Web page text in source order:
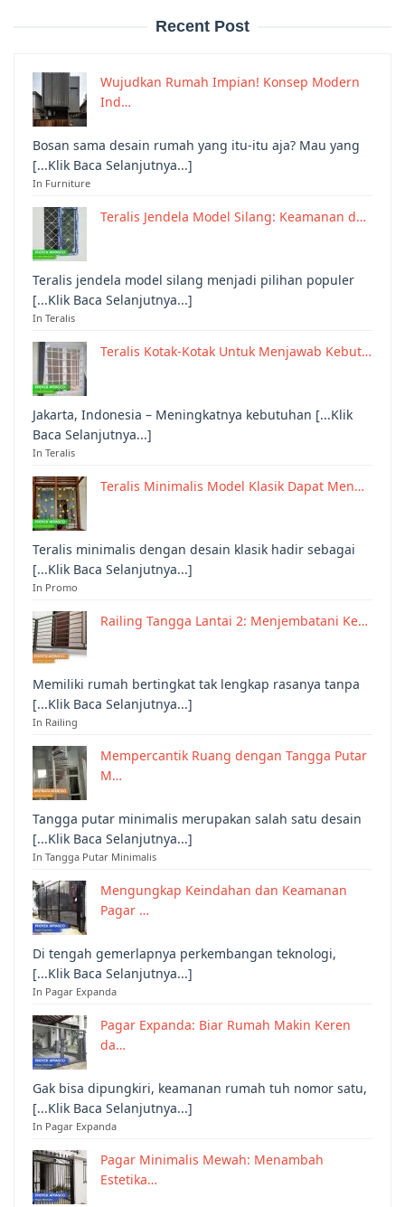
Recent Post
Wujudkan Rumah Impian! Konsep Modern
Ind…
Bosan sama desain rumah yang itu-itu aja? Mau yang
[...Klik Baca Selanjutnya...]
In Furniture
Teralis Jendela Model Silang: Keamanan d…
Teralis jendela model silang menjadi pilihan populer
[...Klik Baca Selanjutnya...]
In Teralis
Teralis Kotak-Kotak Untuk Menjawab Kebut…
Jakarta, Indonesia – Meningkatnya kebutuhan [...Klik
Baca Selanjutnya...]
In Teralis
Teralis Minimalis Model Klasik Dapat Men…
Teralis minimalis dengan desain klasik hadir sebagai
[...Klik Baca Selanjutnya...]
In Promo
Railing Tangga Lantai 2: Menjembatani Ke…
Memiliki rumah bertingkat tak lengkap rasanya tanpa
[...Klik Baca Selanjutnya...]
In Railing
Mempercantik Ruang dengan Tangga Putar
M…
Tangga putar minimalis merupakan salah satu desain
[...Klik Baca Selanjutnya...]
In Tangga Putar Minimalis
Mengungkap Keindahan dan Keamanan
Pagar …
Di tengah gemerlapnya perkembangan teknologi,
[...Klik Baca Selanjutnya...]
In Pagar Expanda
Pagar Expanda: Biar Rumah Makin Keren
da…
Gak bisa dipungkiri, keamanan rumah tuh nomor satu,
[...Klik Baca Selanjutnya...]
In Pagar Expanda
Pagar Minimalis Mewah: Menambah
Estetika…